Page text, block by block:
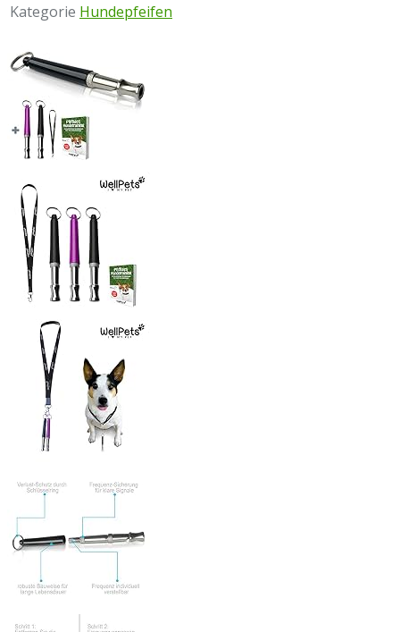
Kategorie Hundepfeifen